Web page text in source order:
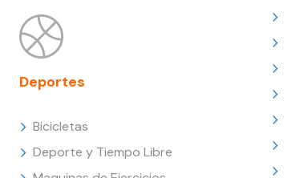
Deportes
Bicicletas
Deporte y Tiempo Libre